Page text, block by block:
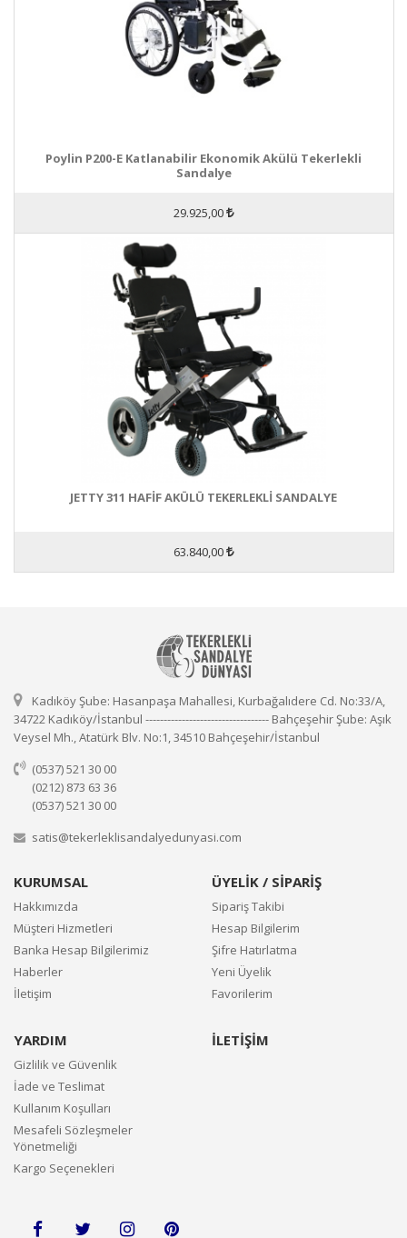
Poylin P200-E Katlanabilir Ekonomik Akülü Tekerlekli
Sandalye
29.925,00
JETTY 311 HAFİF AKÜLÜ TEKERLEKLİ SANDALYE
63.840,00
Kadıköy Şube: Hasanpaşa Mahallesi, Kurbağalıdere Cd. No:33/A,
34722 Kadıköy/İstanbul ---------------------------------- Bahçeşehir Şube: Aşık
Veysel Mh., Atatürk Blv. No:1, 34510 Bahçeşehir/İstanbul
(0537) 521 30 00
(0212) 873 63 36
(0537) 521 30 00
satis@tekerleklisandalyedunyasi.com
KURUMSAL
Hakkımızda
Müşteri Hizmetleri
Banka Hesap Bilgilerimiz
Haberler
İletişim
ÜYELİK / SİPARİŞ
Sipariş Takibi
Hesap Bilgilerim
Şifre Hatırlatma
Yeni Üyelik
Favorilerim
YARDIM
Gizlilik ve Güvenlik
İade ve Teslimat
Kullanım Koşulları
Mesafeli Sözleşmeler
Yönetmeliği
Kargo Seçenekleri
İLETİŞİM